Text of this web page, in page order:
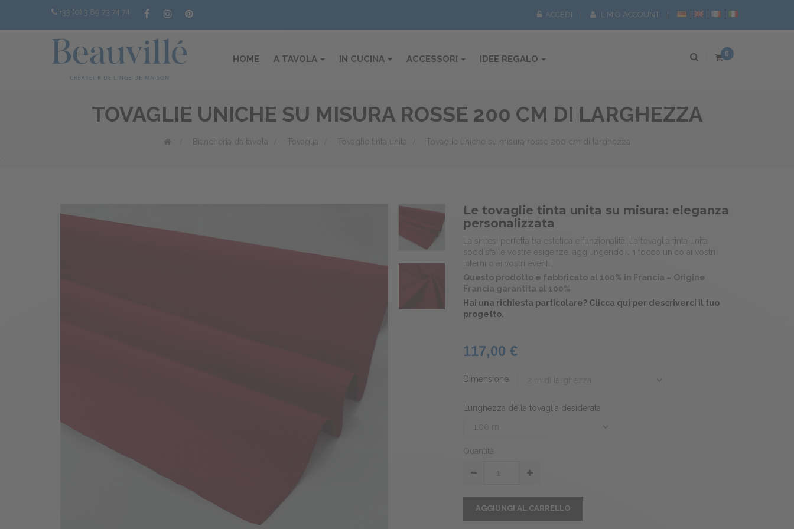
+33 (0) 3 89 73 74 74 ACCEDI IL MIO ACCOUNT
HOME A TAVOLA IN CUCINA ACCESSORI IDEE REGALO 0
Biancheria da tavola Tovaglia Tovaglie tinta unita Tovaglie uniche su misura rosse 200 cm di larghezza
TOVAGLIE UNICHE SU MISURA ROSSE 200 CM DI LARGHEZZA
Le tovaglie tinta unita su misura: eleganza
personalizzata
La sintesi perfetta tra estetica e funzionalità. La tovaglia tinta unita
soddisfa le vostre esigenze, aggiungendo un tocco unico ai vostri
interni o ai vostri eventi.
Questo prodotto è fabbricato al 100% in Francia – Origine
Francia garantita al 100%
Hai una richiesta particolare? Clicca qui per descriverci il tuo
progetto.
117,00 €
Dimensione
Lunghezza della tovaglia desiderata
Quantità
AGGIUNGI AL CARRELLO